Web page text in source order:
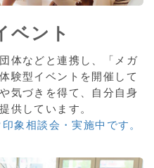
ベント
体などと連携し、「メガ
験型イベントを開催して
気づきを得て、自分自身
供しています。
象相談会・実施中です。